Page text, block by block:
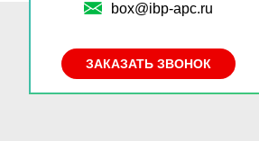
box@ibp-apc.ru
ЗАКАЗАТЬ ЗВОНОК